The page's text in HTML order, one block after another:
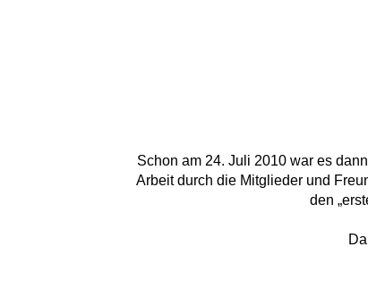
Schon am 24. Juli 2010 war es
Arbeit durch die Mitglieder und
den